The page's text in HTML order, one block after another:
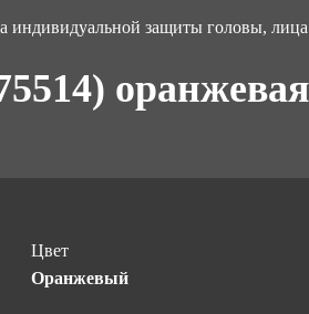
индивидуальной защиты головы, лица
оранжевая
Цвет
Оранжевый